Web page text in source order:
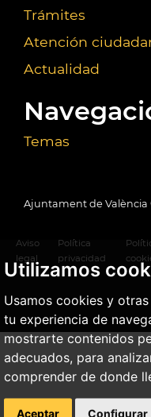
Utilizamos
Usamos cookies y
tu experiencia de
mostrarte contenidos
adecuados, para
comprender de donde
Aceptar Configurar
Trámites
Atención
Actualidad
Temas
Ajuntament de València
Aviso
legal
Política
privacidad